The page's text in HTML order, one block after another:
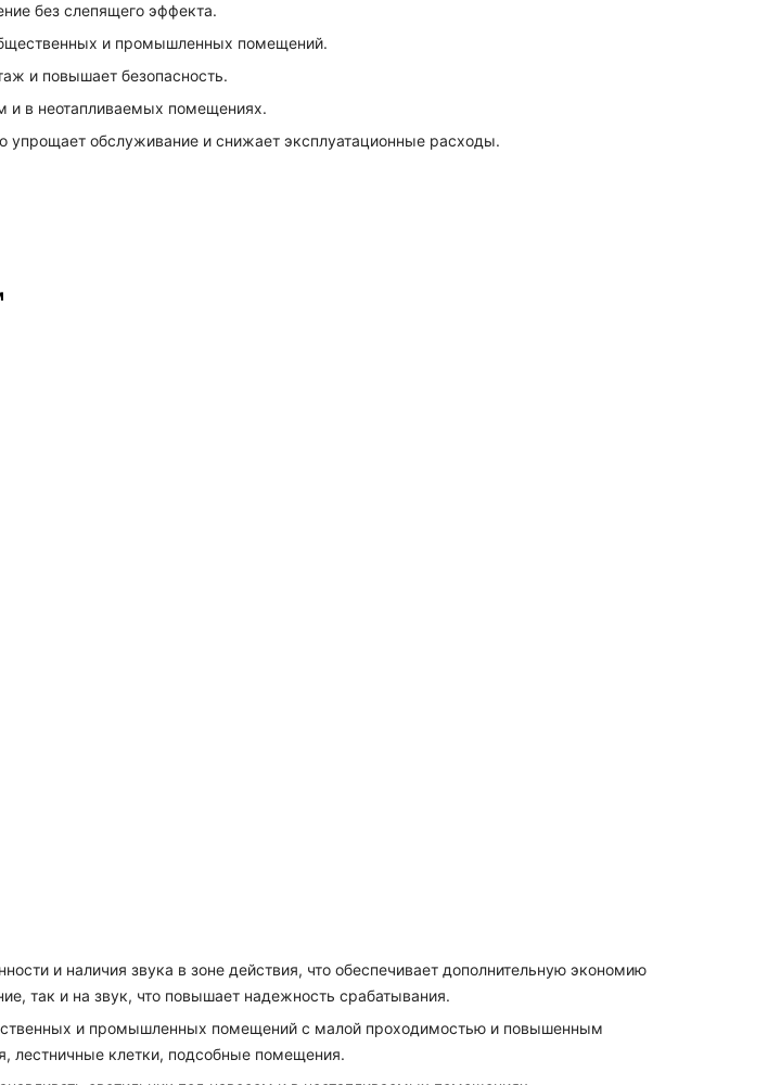
без слепящего эффекта.
и промышленных помещений.
и повышает безопасность.
и в неотапливаемых помещениях.
упрощает обслуживание и снижает эксплуатационные расходы.
и наличия звука в зоне действия, что обеспечивает дополнительную экономию
так и на звук, что повышает надежность срабатывания.
и промышленных помещений с малой проходимостью и повышенным
лестничные клетки, подсобные помещения.